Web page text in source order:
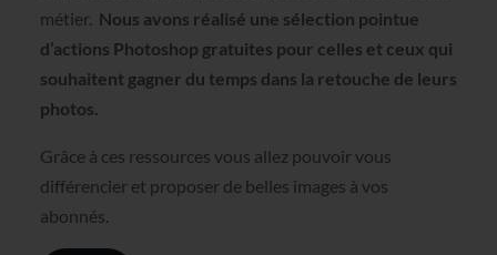
métier. Nous avons réalisé une sélection pointue
d’actions Photoshop gratuites pour celles et ceux qui
souhaitent gagner du temps dans la retouche de leurs
photos.
Grâce à ces ressources vous allez pouvoir vous
différencier et proposer de belles images à vos
abonnés.